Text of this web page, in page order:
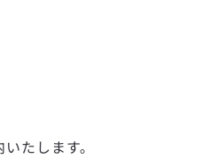
たします。